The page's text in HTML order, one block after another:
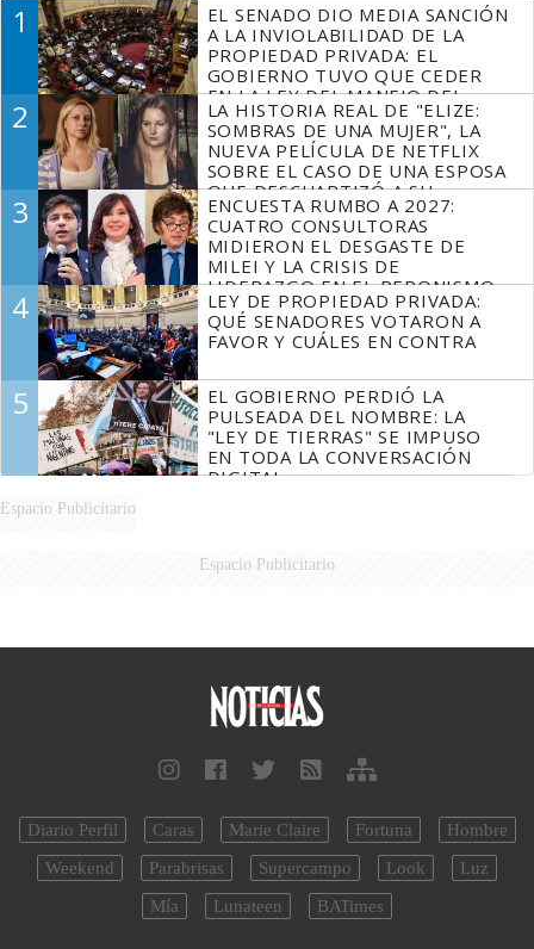
1
EL SENADO DIO MEDIA SANCIÓN
A LA INVIOLABILIDAD DE LA
PROPIEDAD PRIVADA: EL
GOBIERNO TUVO QUE CEDER
EN LA LEY DEL MANEJO DEL
FUEGO
2
LA HISTORIA REAL DE "ELIZE:
SOMBRAS DE UNA MUJER", LA
NUEVA PELÍCULA DE NETFLIX
SOBRE EL CASO DE UNA ESPOSA
QUE DESCUARTIZÓ A SU
MARIDO
3
ENCUESTA RUMBO A 2027:
CUATRO CONSULTORAS
MIDIERON EL DESGASTE DE
MILEI Y LA CRISIS DE
LIDERAZGO EN EL PERONISMO
4
LEY DE PROPIEDAD PRIVADA:
QUÉ SENADORES VOTARON A
FAVOR Y CUÁLES EN CONTRA
5
EL GOBIERNO PERDIÓ LA
PULSEADA DEL NOMBRE: LA
"LEY DE TIERRAS" SE IMPUSO
EN TODA LA CONVERSACIÓN
DIGITAL
Espacio Publicitario
Espacio Publicitario
Diario Perfil Caras Marie Claire Fortuna
Hombre
Weekend
Parabrisas Supercampo Look
Luz
Mía
Lunateen BATimes